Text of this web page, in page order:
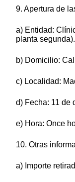
9. Apertura de
a) Entidad:
planta segunda).
b) Domicilio:
c) Localidad:
d) Fecha: 11 de
e) Hora: Once
10. Otras
a) Importe